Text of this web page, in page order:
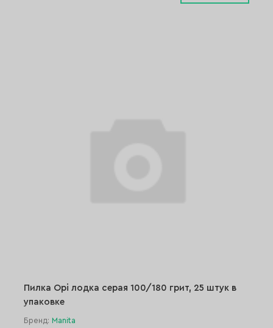
Пилка Opi лодка серая 100/180 грит, 25 штук в
упаковке
Бренд: Manita